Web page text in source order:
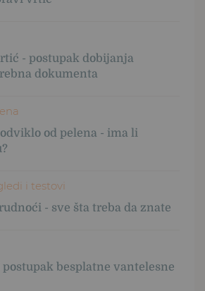
- postupak dobijanja
dokumenta
od pelena - ima li
i testovi
- sve šta treba da znate
besplatne vantelesne